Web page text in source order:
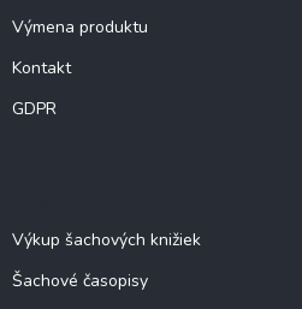
Výmena produktu
Kontakt
GDPR
Výkup šachových knižiek
Šachové časopisy